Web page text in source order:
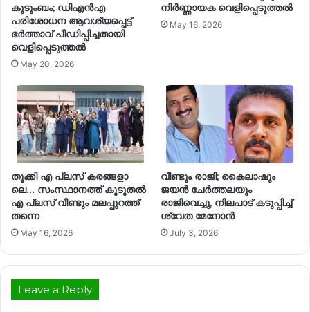
കുടുംബം; ഡിഎൻഎ
പരിശോധന ആവശ്യപ്പെട്ട്
ഭർത്താവ് പീഡിപ്പിച്ചതായി
വെളിപ്പെടുത്തൽ
May 20, 2026
നിർണ്ണായക വെളിപ്പെടുത്തൽ
May 16, 2026
തൂ​ക്കി എ ​പ്ല​സ് ക​ര​ങ്ങ​ളാ​
ലെ… സം​സ്ഥാ​ന​ത്ത് കൂ​ടു​ത​ൽ
എ ​പ്ല​സ് വീ​ണ്ടും മ​ല​പ്പു​റ​ത്ത്
ത​ന്നെ
May 16, 2026
വീണ്ടും രാജി; കൈലാഷും
ജയൻ ചേർത്തലയും
രാജിവെച്ചു, നിലപാട് കടുപ്പിച്ച്
ശ്വേത മേനോൻ
July 3, 2026
Leave a Reply